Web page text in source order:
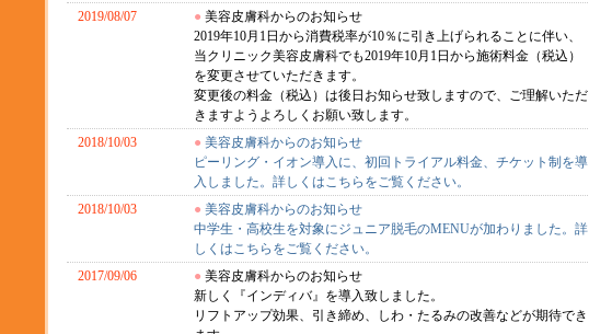
2019/08/07
● 美容皮膚科からのお知らせ
2019年10月1日から消費税率が10％に引き上げられることに伴い、
当クリニック美容皮膚科でも2019年10月1日から施術料金（税込）
を変更させていただきます。
変更後の料金（税込）は後日お知らせ致しますので、ご理解いただ
きますようよろしくお願い致します。
2018/10/03
● 美容皮膚科からのお知らせ
ピーリング・イオン導入に、初回トライアル料金、チケット制を導
入しました。詳しくはこちらをご覧ください。
2018/10/03
● 美容皮膚科からのお知らせ
中学生・高校生を対象にジュニア脱毛のMENUが加わりました。詳
しくはこちらをご覧ください。
2017/09/06
● 美容皮膚科からのお知らせ
新しく『インディバ』を導入致しました。
リフトアップ効果、引き締め、しわ・たるみの改善などが期待でき